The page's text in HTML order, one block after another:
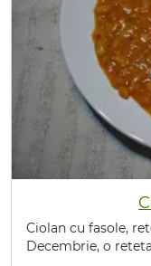
Ciolan cu fasole,
Decembrie, o